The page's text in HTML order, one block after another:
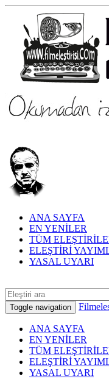
ANA SAYFA
EN YENİLER
TÜM
ELEŞTİRİ
YASAL UYARI
Toggle navigation
ANA SAYFA
EN YENİLER
TÜM
ELEŞTİRİ
YASAL UYARI